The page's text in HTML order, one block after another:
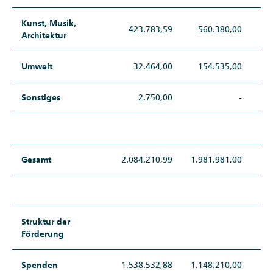
Kunst, Musik,
Architektur
423.783,59 560.380,00
Umwelt 32.464,00 154.535,00
Sonstiges 2.750,00 -
Gesamt 2.084.210,99 1.981.981,00
Struktur der
Förderung
Spenden 1.538.532,88 1.148.210,00